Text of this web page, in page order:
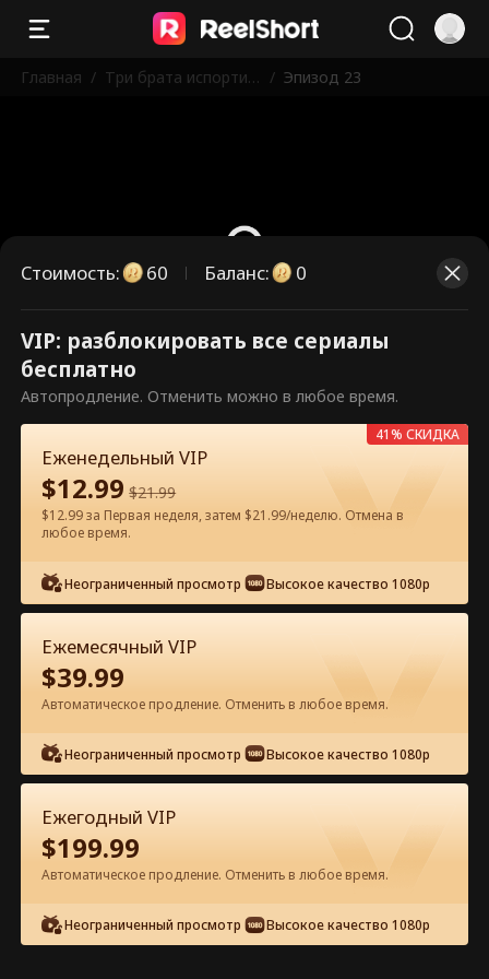
Главная / Три брата испортил
/ Эпизод 23
Это платные эпизоды.
Разблокируйте, чтобы смотреть.
60Разблокировать сейчас
Смотреть бесплатно в приложении
Эпизод 23 - Три брата испортили
меня Полный фильм
0-49 50-71 Все эпизоды
24
Стоимость: 60 Баланс: 0
VIP: разблокировать все сериалы
бесплатно
Автопродление. Отменить можно в любое время.
Еженедельный VIP
$12.99 $21.99
$12.99 за Первая неделя, затем $21.99/неделю. Отмена в
любое время.
Неограниченный просмотр Высокое качество 1080p
41% СКИДКА
Ежемесячный VIP
$39.99
Автоматическое продление. Отменить в любое время.
Неограниченный просмотр Высокое качество 1080p
Ежегодный VIP
$199.99
Автоматическое продление. Отменить в любое время.
Неограниченный просмотр Высокое качество 1080p